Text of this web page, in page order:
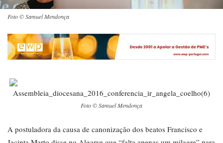
Foto © Samuel Mendonça
Foto © Samuel Mendonça
A postuladora da causa de canonização dos beatos Francisco e